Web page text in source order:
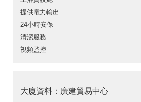
提供電力輸出
24小時安保
清潔服務
視頻監控
大廈資料：廣建貿易中心